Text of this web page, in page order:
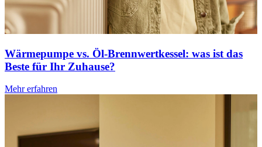
Wärmepumpe vs. Öl-Brennwertkessel: was ist das
Beste für Ihr Zuhause?
Mehr erfahren